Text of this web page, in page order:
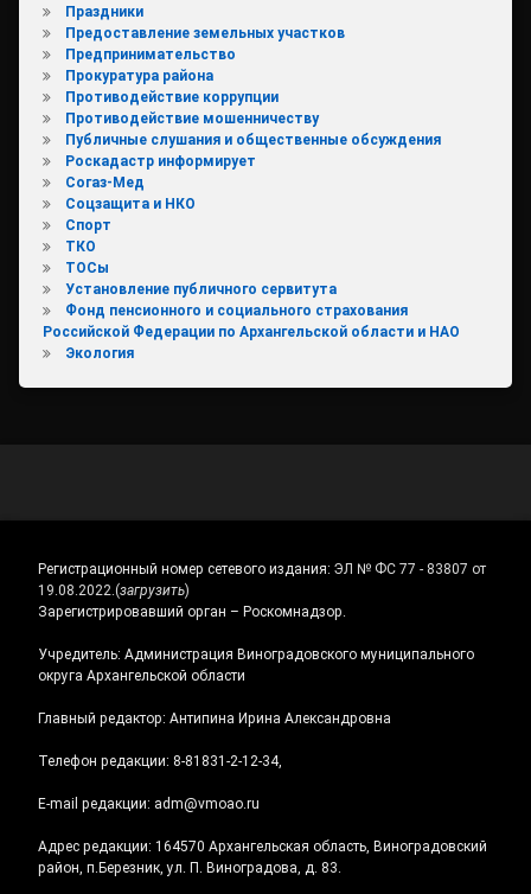
Праздники
Предоставление земельных участков
Предпринимательство
Прокуратура района
Противодействие коррупции
Противодействие мошенничеству
Публичные слушания и общественные обсуждения
Роскадастр информирует
Согаз-Мед
Соцзащита и НКО
Спорт
ТКО
ТОСы
Установление публичного сервитута
Фонд пенсионного и социального страхования
Российской Федерации по Архангельской области и НАО
Экология
Регистрационный номер сетевого издания: ЭЛ № ФС 77 - 83807 от
19.08.2022.(загрузить)
Зарегистрировавший орган – Роскомнадзор.
Учредитель: Администрация Виноградовского муниципального
округа Архангельской области
Главный редактор: Антипина Ирина Александровна
Телефон редакции: 8-81831-2-12-34,
E-mail редакции: adm@vmoao.ru
Адрес редакции: 164570 Архангельская область, Виноградовский
район, п.Березник, ул. П. Виноградова, д. 83.